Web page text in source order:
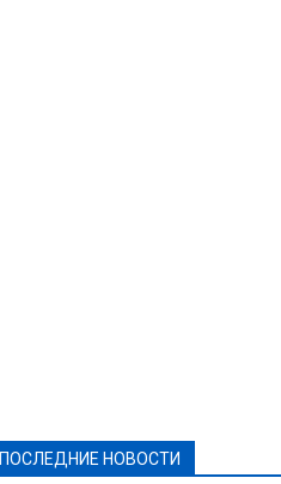
ПОСЛЕДНИЕ НОВОСТИ